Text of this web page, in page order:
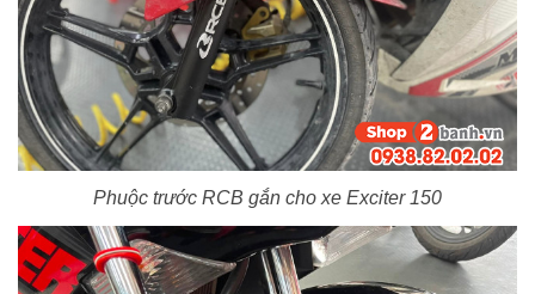
Phuộc trước RCB gắn cho xe Exciter 150